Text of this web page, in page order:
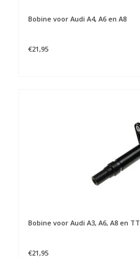
Bobine voor Audi A4, A6 en A8
€21,95
Bobine voor Audi A3, A6, A8 en TT
€21,95